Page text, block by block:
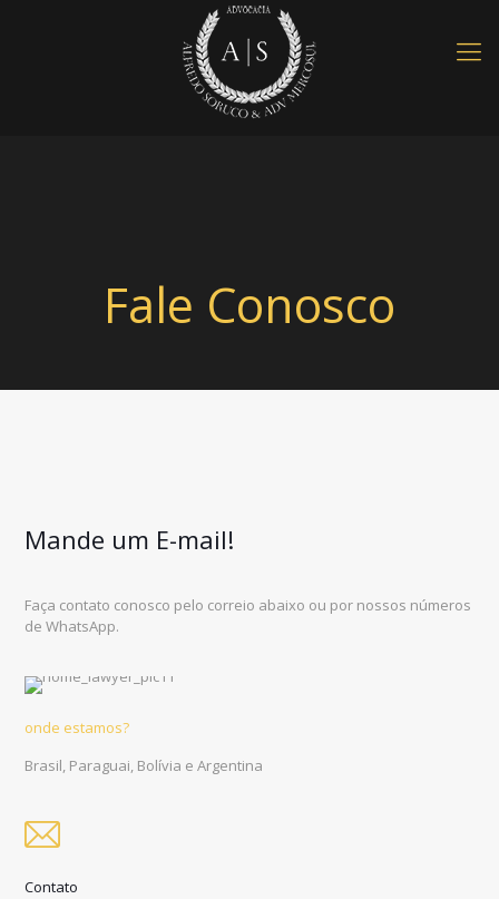
Fale Conosco
Mande um E-mail!
Faça contato conosco pelo correio abaixo ou por nossos números
de WhatsApp.
onde estamos?
Brasil, Paraguai, Bolívia e Argentina
Contato